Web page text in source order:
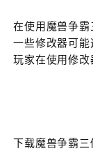
在使用魔兽争霸
一些修改器可能
玩家在使用修
下载魔兽争霸